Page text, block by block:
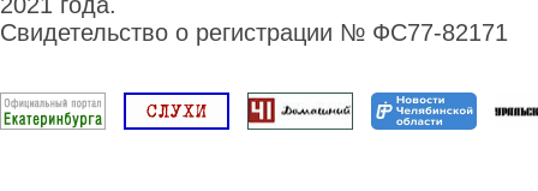
Свидетельство о регистрации № ФС77-82171